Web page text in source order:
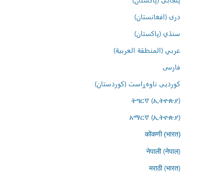
درى (افغانستان)
سنڌي (پاکستان)
عربي (المنطقة العربية)
فارسى
کوردیی ناوەڕاست (کوردستان)
ትግርኛ (ኢትዮጵያ)
አማርኛ (ኢትዮጵያ)
कोंकणी (भारत)
नेपाली (नेपाल)
मराठी (भारत)